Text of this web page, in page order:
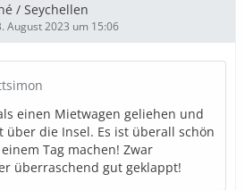
/ Seychellen
August 2023 um 15:06
einen Mietwagen geliehen und
die Insel. Es ist überall schön
Tag machen! Zwar
überraschend gut geklappt!